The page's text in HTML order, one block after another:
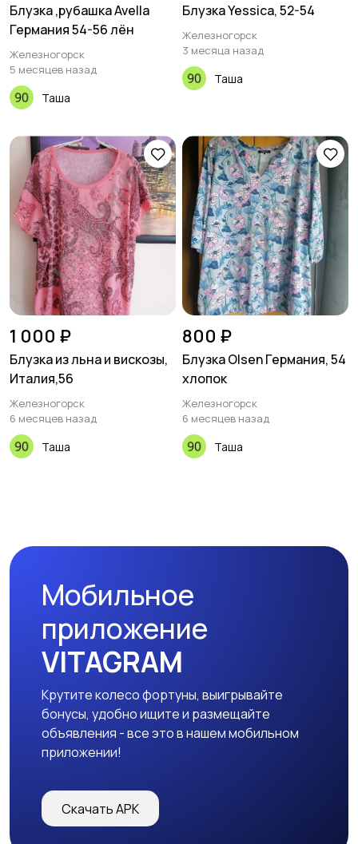
Блузка ,рубашка Avella
Германия 54-56 лён
Железногорск
5 месяцев назад
Таша
Блузка Yessica, 52-54
Железногорск
3 месяца назад
Таша
1 000 ₽
Блузка из льна и вискозы,
Италия,56
Железногорск
6 месяцев назад
Таша
800 ₽
Блузка Olsen Германия, 54
хлопок
Железногорск
6 месяцев назад
Таша
Мобильное
приложение
VITAGRAM
Крутите колесо фортуны, выигрывайте
бонусы, удобно ищите и размещайте
объявления - все это в нашем мобильном
приложении!
Скачать APK